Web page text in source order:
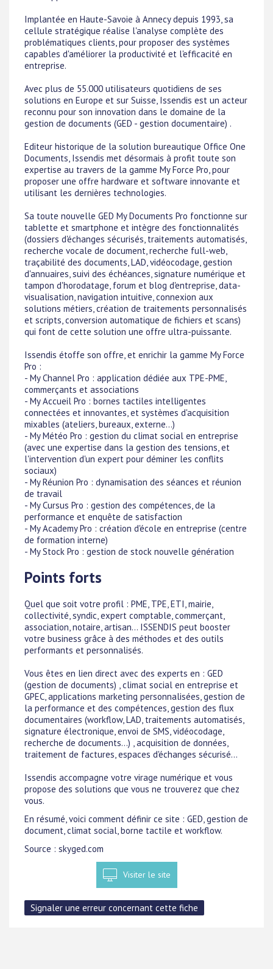
Implantée en Haute-Savoie à Annecy depuis 1993, sa
cellule stratégique réalise l'analyse complète des
problématiques clients, pour proposer des systèmes
capables d'améliorer la productivité et l'efficacité en
entreprise.
Avec plus de 55.000 utilisateurs quotidiens de ses
solutions en Europe et sur Suisse, Issendis est un acteur
reconnu pour son innovation dans le domaine de la
gestion de documents (GED - gestion documentaire) .
Editeur historique de la solution bureautique Office One
Documents, Issendis met désormais à profit toute son
expertise au travers de la gamme My Force Pro, pour
proposer une offre hardware et software innovante et
utilisant les dernières technologies.
Sa toute nouvelle GED My Documents Pro fonctionne sur
tablette et smartphone et intègre des fonctionnalités
(dossiers d'échanges sécurisés, traitements automatisés,
recherche vocale de document, recherche full-web,
traçabilité des documents, LAD, vidéocodage, gestion
d'annuaires, suivi des échéances, signature numérique et
tampon d'horodatage, forum et blog d'entreprise, data-
visualisation, navigation intuitive, connexion aux
solutions métiers, création de traitements personnalisés
et scripts, conversion automatique de fichiers et scans)
qui font de cette solution une offre ultra-puissante.
Issendis étoffe son offre, et enrichir la gamme My Force
Pro :
- My Channel Pro : application dédiée aux TPE-PME,
commerçants et associations
- My Accueil Pro : bornes tactiles intelligentes
connectées et innovantes, et systèmes d'acquisition
mixables (ateliers, bureaux, externe...)
- My Météo Pro : gestion du climat social en entreprise
(avec une expertise dans la gestion des tensions, et
l'intervention d'un expert pour déminer les conflits
sociaux)
- My Réunion Pro : dynamisation des séances et réunion
de travail
- My Cursus Pro : gestion des compétences, de la
performance et enquête de satisfaction
- My Academy Pro : création d'école en entreprise (centre
de formation interne)
- My Stock Pro : gestion de stock nouvelle génération
Points forts
Quel que soit votre profil : PME, TPE, ETI, mairie,
collectivité, syndic, expert comptable, commerçant,
association, notaire, artisan... ISSENDIS peut booster
votre business grâce à des méthodes et des outils
performants et personnalisés.
Vous êtes en lien direct avec des experts en : GED
(gestion de documents) , climat social en entreprise et
GPEC, applications marketing personnalisées, gestion de
la performance et des compétences, gestion des flux
documentaires (workflow, LAD, traitements automatisés,
signature électronique, envoi de SMS, vidéocodage,
recherche de documents...) , acquisition de données,
traitement de factures, espaces d'échanges sécurisé...
Issendis accompagne votre virage numérique et vous
propose des solutions que vous ne trouverez que chez
vous.
En résumé, voici comment définir ce site : GED, gestion de
document, climat social, borne tactile et workflow.
Source : skyged.com
Visiter le site